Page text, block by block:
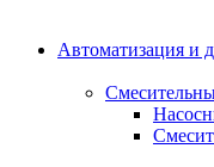
Автоматизация и